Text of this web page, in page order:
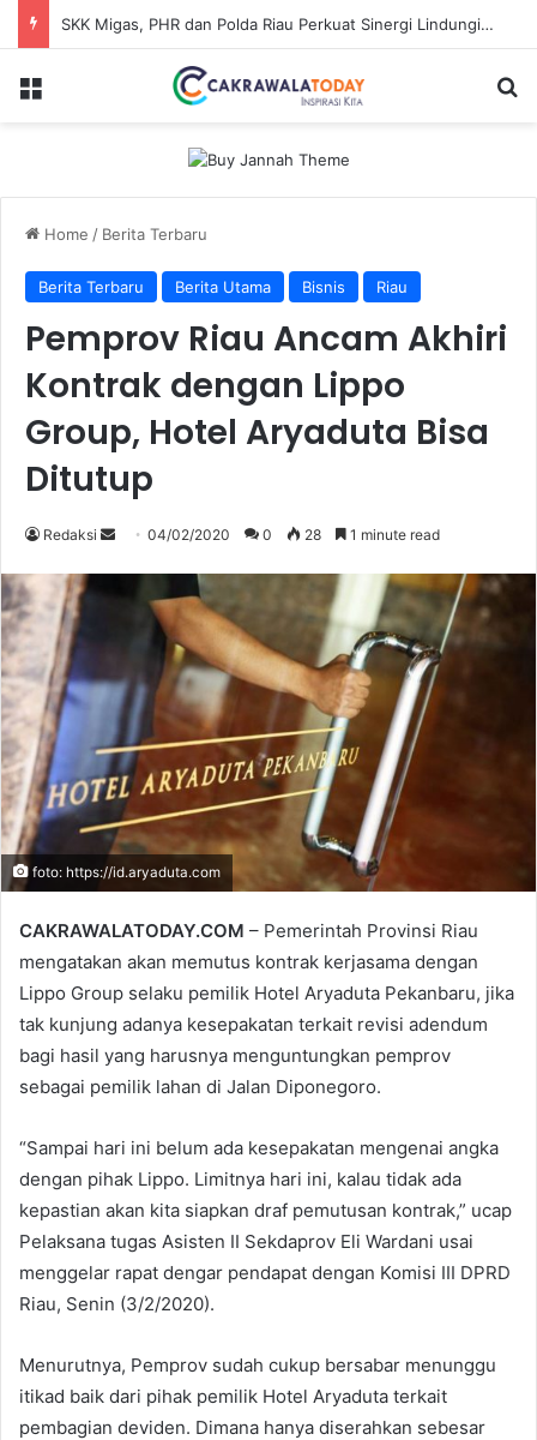
SKK Migas, PHR dan Polda Riau Perkuat Sinergi Lindungi Aset Negara demi Menjaga Ketahanan Energi Nasional
Menu
Home / Berita Terbaru
Berita Terbaru Berita Utama Bisnis Riau
Pemprov Riau Ancam Akhiri
Kontrak dengan Lippo
Group, Hotel Aryaduta Bisa
Ditutup
Redaksi
Send04/02/2020 0 28 1 minute read
foto: https://id.aryaduta.com
CAKRAWALATODAY.COM – Pemerintah Provinsi Riau
mengatakan akan memutus kontrak kerjasama dengan
Lippo Group selaku pemilik Hotel Aryaduta Pekanbaru, jika
tak kunjung adanya kesepakatan terkait revisi adendum
bagi hasil yang harusnya menguntungkan pemprov
sebagai pemilik lahan di Jalan Diponegoro.
“Sampai hari ini belum ada kesepakatan mengenai angka
dengan pihak Lippo. Limitnya hari ini, kalau tidak ada
kepastian akan kita siapkan draf pemutusan kontrak,” ucap
Pelaksana tugas Asisten II Sekdaprov Eli Wardani usai
menggelar rapat dengar pendapat dengan Komisi III DPRD
Riau, Senin (3/2/2020).
Menurutnya, Pemprov sudah cukup bersabar menunggu
itikad baik dari pihak pemilik Hotel Aryaduta terkait
pembagian deviden. Dimana hanya diserahkan sebesar